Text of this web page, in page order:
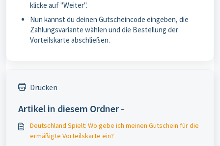
klicke auf "Weiter".
Nun kannst du deinen Gutscheincode eingeben, die
Zahlungsvariante wählen und die Bestellung der
Vorteilskarte abschließen.
Drucken
Artikel in diesem Ordner -
Deutschland Spielt: Wo gebe ich meinen Gutschein für die
ermäßigte Vorteilskarte ein?